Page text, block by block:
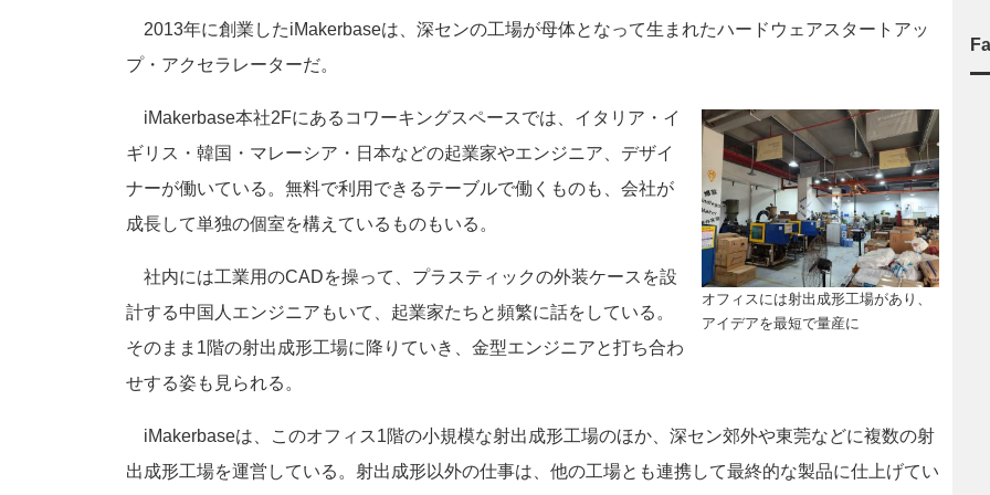
2013年に創業したiMakerbaseは、深センの工場が母体となって生まれたハードウェアスタートアッ
プ・アクセラレーターだ。
オフィスには射出成形工場があり、
アイデアを最短で量産に
iMakerbase本社2Fにあるコワーキングスペースでは、イタリア・イ
ギリス・韓国・マレーシア・日本などの起業家やエンジニア、デザイ
ナーが働いている。無料で利用できるテーブルで働くものも、会社が
成長して単独の個室を構えているものもいる。
社内には工業用のCADを操って、プラスティックの外装ケースを設
計する中国人エンジニアもいて、起業家たちと頻繁に話をしている。
そのまま1階の射出成形工場に降りていき、金型エンジニアと打ち合わ
せする姿も見られる。
iMakerbaseは、このオフィス1階の小規模な射出成形工場のほか、深セン郊外や東莞などに複数の射
出成形工場を運営している。射出成形以外の仕事は、他の工場とも連携して最終的な製品に仕上げてい